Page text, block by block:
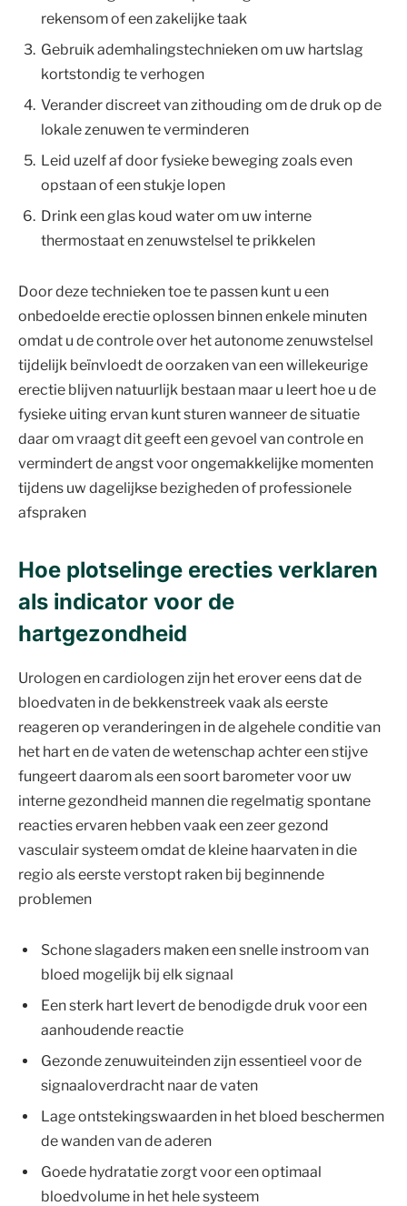
rekensom of een zakelijke taak
Gebruik ademhalingstechnieken om uw hartslag
kortstondig te verhogen
Verander discreet van zithouding om de druk op de
lokale zenuwen te verminderen
Leid uzelf af door fysieke beweging zoals even
opstaan of een stukje lopen
Drink een glas koud water om uw interne
thermostaat en zenuwstelsel te prikkelen
Door deze technieken toe te passen kunt u een
onbedoelde erectie oplossen binnen enkele minuten
omdat u de controle over het autonome zenuwstelsel
tijdelijk beïnvloedt de oorzaken van een willekeurige
erectie blijven natuurlijk bestaan maar u leert hoe u de
fysieke uiting ervan kunt sturen wanneer de situatie
daar om vraagt dit geeft een gevoel van controle en
vermindert de angst voor ongemakkelijke momenten
tijdens uw dagelijkse bezigheden of professionele
afspraken
Hoe plotselinge erecties verklaren
als indicator voor de
hartgezondheid
Urologen en cardiologen zijn het erover eens dat de
bloedvaten in de bekkenstreek vaak als eerste
reageren op veranderingen in de algehele conditie van
het hart en de vaten de wetenschap achter een stijve
fungeert daarom als een soort barometer voor uw
interne gezondheid mannen die regelmatig spontane
reacties ervaren hebben vaak een zeer gezond
vasculair systeem omdat de kleine haarvaten in die
regio als eerste verstopt raken bij beginnende
problemen
Schone slagaders maken een snelle instroom van
bloed mogelijk bij elk signaal
Een sterk hart levert de benodigde druk voor een
aanhoudende reactie
Gezonde zenuwuiteinden zijn essentieel voor de
signaaloverdracht naar de vaten
Lage ontstekingswaarden in het bloed beschermen
de wanden van de aderen
Goede hydratatie zorgt voor een optimaal
bloedvolume in het hele systeem